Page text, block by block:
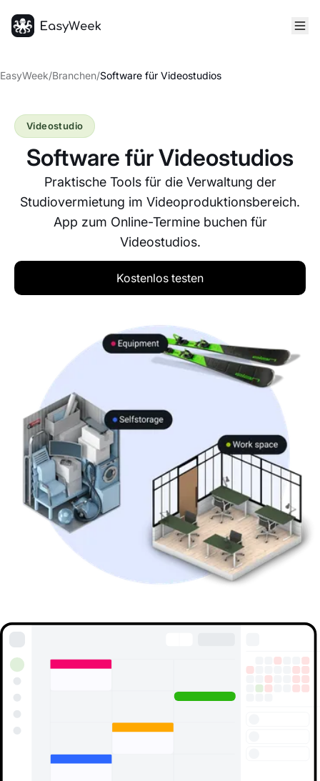
EasyWeek/Branchen/Software für Videostudios
Software für Videostudios
Praktische Tools für die Verwaltung der
Studiovermietung im Videoproduktionsbereich.
App zum Online-Termine buchen für
Videostudios.
Videostudio
Kostenlos testen